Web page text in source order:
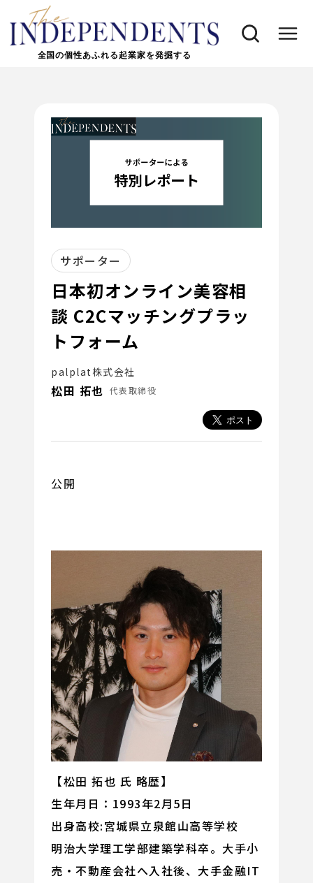
全国の個性あふれる起業家を発掘する
サポーター
日本初オンライン美容相
談 C2Cマッチングプラッ
トフォーム
palplat株式会社
松田 拓也 代表取締役
公開
【松田 拓也 氏 略歴】
生年月日：1993年2月5日
出身高校:宮城県立泉館山高等学校
明治大学理工学部建築学科卒。大手小
売・不動産会社へ入社後、大手金融IT